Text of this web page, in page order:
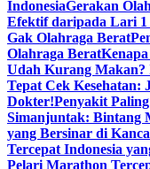
IndonesiaGerakan
Efektif daripada Lari 1
Gak Olahraga Berat
Olahraga Berat
Udah Kurang Makan?
Tepat Cek Kesehatan:
Dokter!Penyakit
Simanjuntak: Bintang
yang Bersinar di
Tercepat Indonesia
Pelari Marathon